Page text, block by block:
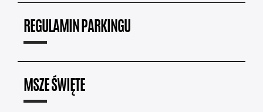
REGULAMIN PARKINGU
MSZE ŚWIĘTE